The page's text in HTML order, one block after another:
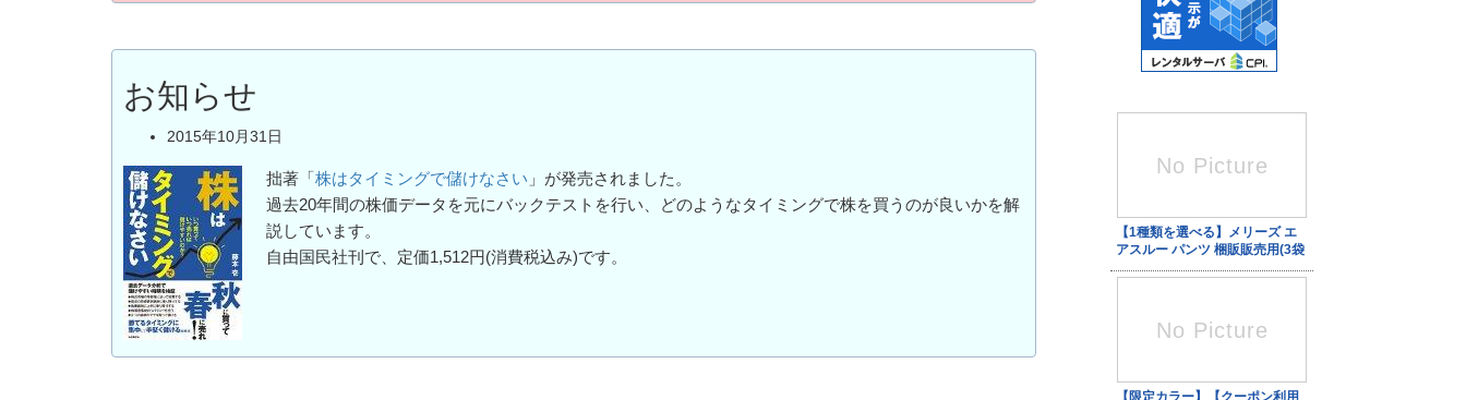
お知らせ
2015年10月31日
拙著「 株はタイミングで儲けなさい 」が発売されました。
過去20年間の株価データを元にバックテストを行い、どのようなタイミングで株を買うのが良いかを解
説しています。
自由国民社刊で、定価1,512円(消費税込み)です。